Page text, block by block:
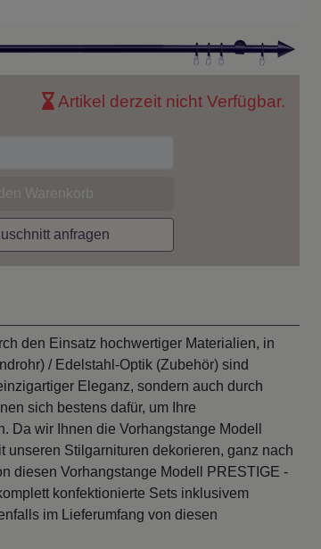
Artikel derzeit nicht Verfügbar.
anfragen
den Einsatz hochwertiger Materialien, in
/ Edelstahl-Optik (Zubehör) sind
Eleganz, sondern auch durch
sich bestens dafür, um Ihre
wir Ihnen die Vorhangstange Modell
Stilgarnituren dekorieren, ganz nach
diesen Vorhangstange Modell PRESTIGE -
konfektionierte Sets inklusivem
im Lieferumfang von diesen